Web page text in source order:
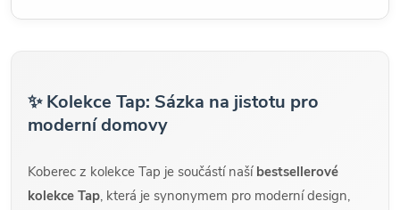
✨ Kolekce Tap: Sázka na jistotu pro
moderní domovy
Koberec z kolekce Tap je součástí naší bestsellerové
kolekce Tap, která je synonymem pro moderní design,